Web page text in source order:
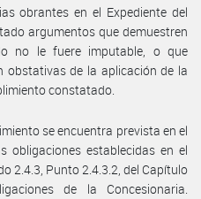
obrantes en el Expediente del
argumentos que demuestren
no le fuere imputable, o que
obstativas de la aplicación de la
constatado.
se encuentra prevista en el
obligaciones establecidas en el
2.4.3, Punto 2.4.3.2, del Capítulo
de la Concesionaria.